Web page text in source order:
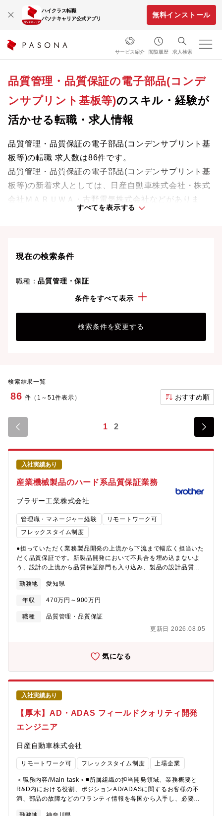
ハイクラス転職
パソナキャリア公式アプリ
無料インストール
サービス紹介 閲覧履歴 求人検索
品質管理・品質保証の電子部品(コンデ
ンサプリント基板等)のスキル・経験が
活かせる転職・求人情報
品質管理・品質保証の電子部品(コンデンサプリント基
板等)の転職 求人数は86件です。
品質管理・品質保証の電子部品(コンデンサプリント基
板等)の新着求人としては、日産自動車株式会社・株式
会社ＭＡＲＵＷＡ・古野電気株式会社などがありま
ましょう。想定年収が高い順に検索結果を並べ替える
すべてを表示する
現在の検索条件
職種：品質管理・保証
電子部品
条件をすべて表示
検索条件を変更する
検索結果一覧
86 件（1～51件表示） おすすめ順
1 2
入社実績あり
産業機械製品のハード系品質保証業務
ブラザー工業株式会社
管理職・マネージャー経験
リモートワーク可
フレックスタイム制度
●担っていただく業務製品開発の上流から下流まで幅広く担当いた
だく品質保証です。新製品開発において不具合を埋め込まないよ
う、設計の上流から品質保証部門も入り込み、製品の設計品質の
ていきます。開発から製造、さらにはレビュー改善も含めた一連
の流れを担当していただきます。具体的には産業機械製品のハー
ド系品質保証業務をお任せいたします。①新製品開発時の設計品
質、製造品質の妥当性見極め ②関係部門と連携した国内外の市
程監査業務●将来的なキャリアパス品質保証業務のマネジメント職
を担うプロフェッショナルエンジニア、将来的には海外工場の製
造拠点の品質管理などのキャリアも可能です。■仕事の進め方業務
はプロジェクト単位で行われ、メカ、ハード、ソフトの担当者と
マネージャーがチームを組んで進めます。一人の担当者が複数の
プロジェクトを兼務することもありますが、基本的には一つのプ
ロジェクトが終わるまで同じ担当者が継続して担当します。ただ
し、1年の業務でプロジェクトの割合は約3割、製品改良が3割、残
りがその他の業務（監査など）となります。■組織ミッション新製
品・新規開発製品の品質保証（設計品質、製造品質、サービス品
確保、製造品質全体（国内外の工場の製造品質、協力会社の製造
品質）の確保が事業部門のミッションとなります。■仕事の魅力・
やりがい製品開発において、設計から生産、製造、お客様へのサ
容にも自分の意見を通すことができ、特化した工程だけではな
く、製品として全てに目配せができ、品質に関して判断・ジャッ
ジができる部門である点も魅力です。また、海外工場（インド、
西安）への監査や、お客様先での不具合調査など、海外に行って
勤務地 愛知県
年収 470万円～900万円
職種
品質管理・品質保証
更新日 2026.08.05
気になる
入社実績あり
【厚木】AD・ADAS フィールドクォリティ開発
エンジニア
日産自動車株式会社
リモートワーク可 フレックスタイム制度 上場企業
＜職務内容/Main task＞■所属組織の担当開発領域、業務概要と
R&D内における役割、ポジションAD/ADASに関するお客様の不
満、部品の故障などのワランティ情報を各国から入手し、必要に